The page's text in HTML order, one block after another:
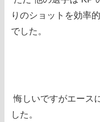
りのショットを効率
でした。
悔しいですがエース
した。